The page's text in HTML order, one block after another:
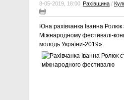
8-05-2019, 18:00 Рахівщина /
Юна рахівчанка Іванна
Міжнародному фестивалі-
молодь України-2019».